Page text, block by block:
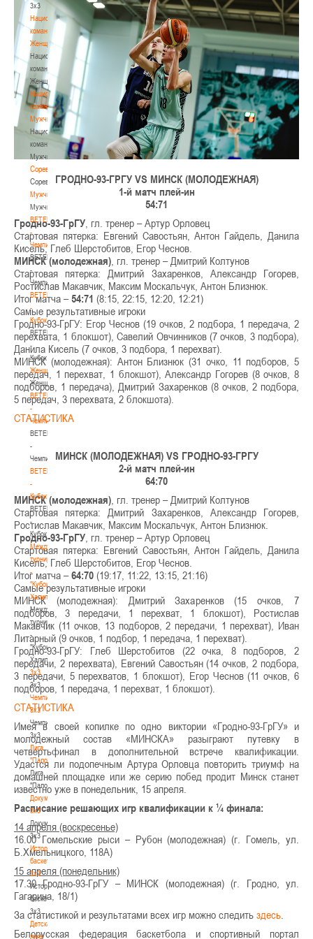
3х3
Национальная
команда.
Женщины
Национальная
команда.
Женщины
Национальная
команда.
Мужчины
Национальная
команда.
Мужчины
Соревнования
Соревнования
Мужчины
Мужчины
BETERA
-
Чемпионат
BETERA
-
Чемпионат
BETERA
-
Кубок
BETERA
-
Кубок
Женщины
Женщины
BETERA
-
Чемпионат
BETERA
-
Чемпионат
BETERA
-
Кубок
BETERA
-
Кубок
Международный
турнир
-
"Кубок
Халипского"
Международный
турнир
-
"Кубок
Халипского"
3x3
3x3
Чемпионат
3х3
Чемпионат
3х3
Лига
"Палова"
Лига
"Палова"
Документы
3х3
Документы
3х3
История
баскетбола
3х3
История
баскетбола
3х3
Детская
лига
ГРОДНО-93-ГРГУ VS МИНСК (МОЛОДЕЖНАЯ)
1-й матч плей-ин
54:71
Гродно-93-ГрГУ , гл. тренер – Артур Орловец
Стартовая пятерка: Евгений Савостьян, Антон Гайдель, Данила
Кисель, Глеб Шерстобитов, Егор Чеснов.
МИНСК (молодежная) , гл. тренер – Дмитрий Колтунов
Стартовая пятерка: Дмитрий Захаренков, Александр Гогорев,
Ростислав Макавчик, Максим Москальчук, Антон Близнюк.
Итог матча –54:71 (8:15, 22:15, 12:20, 12:21)
Самые результативные игроки
Гродно-93-ГрГУ: Егор Чеснов (19 очков, 2 подбора, 1 передача, 2
перехвата, 1 блокшот), Савелий Овчинников (7 очков, 3 подбора),
Данила Кисель (7 очков, 3 подбора, 1 перехват).
МИНСК (молодежная): Антон Близнюк (31 очко, 11 подборов, 5
передач, 1 перехват, 1 блокшот), Александр Гогорев (8 очков, 8
подборов, 1 передача), Дмитрий Захаренков (8 очков, 2 подбора,
5 передач, 3 перехвата, 2 блокшота).
СТАТИСТИКА
МИНСК (МОЛОДЕЖНАЯ) VS ГРОДНО-93-ГРГУ
2-й матч плей-ин
64:70
МИНСК (молодежная) , гл. тренер – Дмитрий Колтунов
Стартовая пятерка: Дмитрий Захаренков, Александр Гогорев,
Ростислав Макавчик, Максим Москальчук, Антон Близнюк.
Гродно-93-ГрГУ , гл. тренер – Артур Орловец
Стартовая пятерка: Евгений Савостьян, Антон Гайдель, Данила
Кисель, Глеб Шерстобитов, Егор Чеснов.
Итог матча –64:70 (19:17, 11:22, 13:15, 21:16)
Самые результативные игроки
МИНСК (молодежная): Дмитрий Захаренков (15 очков, 7
подборов, 3 передачи, 1 перехват, 1 блокшот), Ростислав
Макавчик (11 очков, 13 подборов, 2 передачи, 1 перехват), Иван
Литарный (9 очков, 1 подбор, 1 передача, 1 перехват).
Гродно-93-ГрГУ: Глеб Шерстобитов (22 очка, 8 подборов, 2
передачи, 2 перехвата), Евгений Савостьян (14 очков, 2 подбора,
3 передачи, 5 перехватов, 1 блокшот), Егор Чеснов (11 очков, 6
подборов, 1 передача, 1 перехват, 1 блокшот).
СТАТИСТИКА
Имея в своей копилке по одно виктории «Гродно-93-ГрГУ» и
молодежный состав «МИНСКА» разыграют путевку в
четвертьфинал в дополнительной встрече квалификации.
Удастся ли подопечным Артура Орловца повторить триумф на
домашней площадке или же серию побед продит Минск станет
известно уже в понедельник, 15 апреля.
Расписание решающих игр квалификации к ¼ финала:
14 апреля (воскресенье)
16.00 Гомельские рыси – Рубон (молодежная) (г. Гомель, ул.
Б.Хмельницкого, 118А)
15 апреля (понедельник)
17.30 Гродно-93-ГрГУ – МИНСК (молодежная) (г. Гродно, ул.
Гагарина, 18/1)
За статистикой и результатами всех игр можно следить здесь
Белорусская федерация баскетбола и спортивный портал